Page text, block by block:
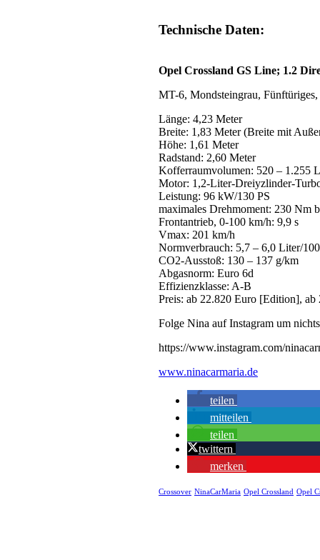
Technische Daten:
Opel Crossland GS Line; 1.2
MT-6, Mondsteingrau,
Länge: 4,23 Meter
Breite: 1,83 Meter (Breite mit
Höhe: 1,61 Meter
Radstand: 2,60 Meter
Kofferraumvolumen: 520 – 1.255
Motor: 1,2-Liter-Dreiyzlinder-
Leistung: 96 kW/130 PS
maximales Drehmoment: 230 Nm
Frontantrieb, 0-100 km/h: 9,9 s
Vmax: 201 km/h
Normverbrauch: 5,7 – 6,0 Liter/
CO2-Ausstoß: 130 – 137 g/km
Abgasnorm: Euro 6d
Effizienzklasse: A-B
Preis: ab 22.820 Euro [Edition],
Folge Nina auf Instagram um
https://www.instagram.com/
www.ninacarmaria.de
teilen
mitteilen
teilen
twittern
merken
Crossover NinaCarMaria Opel Crossland Opel